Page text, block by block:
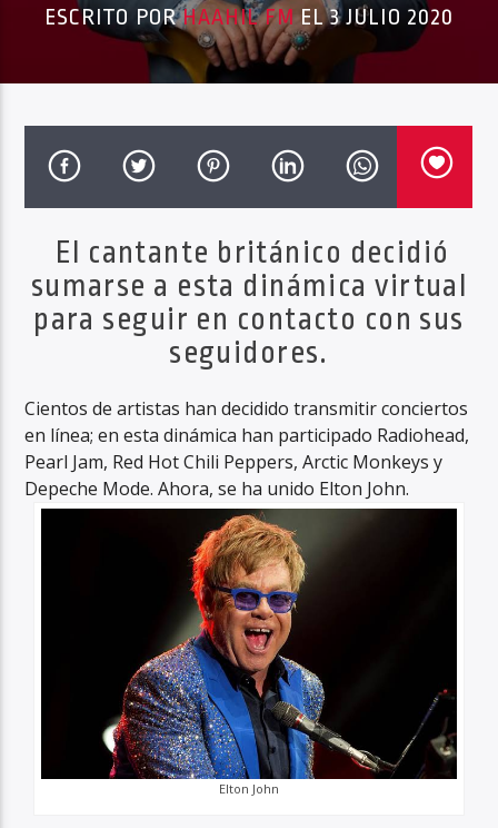
PROGRAMA ACTUAL
TOP TRENDING
ESCRITO PORHAAHIL FMEL 3 JULIO 2020
El cantante británico decidió
sumarse a esta dinámica virtual
para seguir en contacto con sus
seguidores.
Cientos de artistas han decidido transmitir conciertos
en línea; en esta dinámica han participado Radiohead,
Pearl Jam, Red Hot Chili Peppers, Arctic Monkeys y
Depeche Mode. Ahora, se ha unido Elton John.
Elton John